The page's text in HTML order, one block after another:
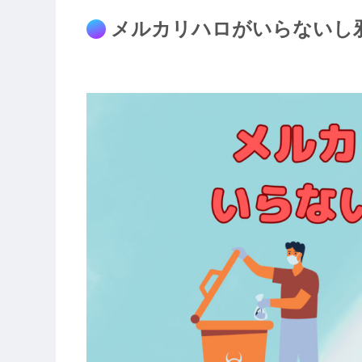
メルカリハロがいらないし